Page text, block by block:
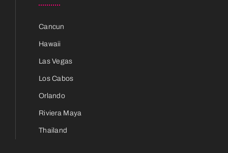
Cancun
Hawaii
Las Vegas
Los Cabos
Orlando
Riviera Maya
Thailand